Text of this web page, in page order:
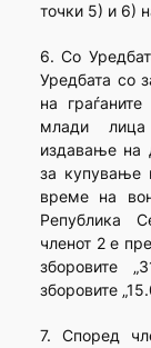
точки 5) и 6)
6. Со
Уредбата со
на
млади
издавање на
за купување
време на
Република
членот 2 е
зборовите
зборовите
7. Според